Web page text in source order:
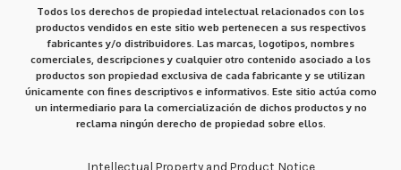
Todos los derechos de propiedad intelectual relacionados con los
productos vendidos en este sitio web pertenecen a sus respectivos
fabricantes y/o distribuidores. Las marcas, logotipos, nombres
comerciales, descripciones y cualquier otro contenido asociado a los
productos son propiedad exclusiva de cada fabricante y se utilizan
únicamente con fines descriptivos e informativos. Este sitio actúa como
un intermediario para la comercialización de dichos productos y no
reclama ningún derecho de propiedad sobre ellos.
Intellectual Property and Product Notice